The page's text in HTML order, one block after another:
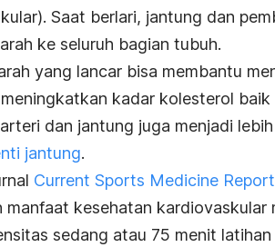
Saat berlari, jantung dan
ke seluruh bagian tubuh.
yang lancar bisa membantu
kadar kolesterol
dan jantung juga menjadi
jantung.
Current Sports Medicine
manfaat kesehatan
sedang atau 75 menit